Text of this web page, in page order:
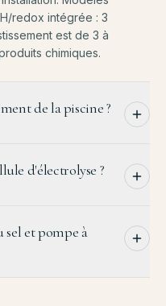
redox intégrée : 3
est de 3 à
chimiques.
de la piscine ?
d'électrolyse ?
sel et pompe à